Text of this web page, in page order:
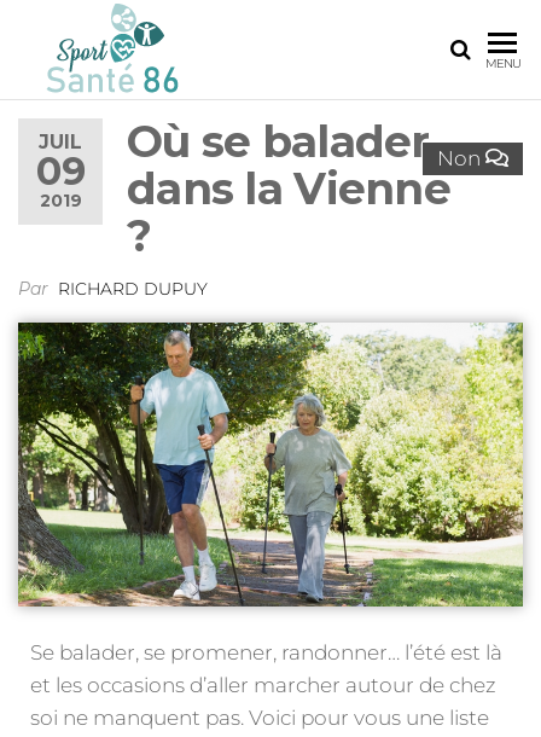
SANTÉ
86
santé
de la
Vienne
MENU
JUIL
09
2019
Non
Où se balader
dans la Vienne
?
Par RICHARD DUPUY
Se balader, se promener, randonner… l’été est là
et les occasions d’aller marcher autour de chez
soi ne manquent pas. Voici pour vous une liste